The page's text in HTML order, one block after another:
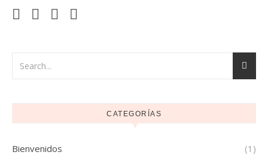
CATEGORÍAS
Bienvenidos (1)